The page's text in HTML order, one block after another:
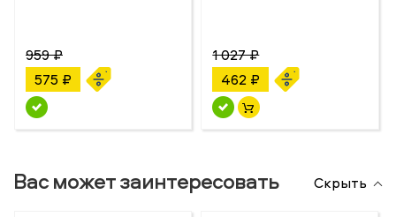
959 ₽
575 ₽
1 027 ₽
462 ₽
Вас может заинтересовать Скрыть